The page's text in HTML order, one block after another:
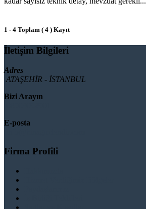
1 - 4 Toplam ( 4 ) Kayıt
İletişim Bilgileri
Adres
ATAŞEHİR - İSTANBUL
Bizi Arayın
E-posta
Firma Profili